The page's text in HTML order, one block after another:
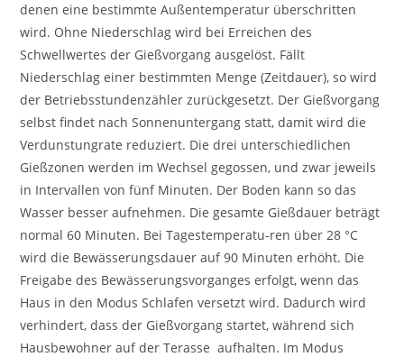
denen eine bestimmte Außentemperatur überschritten
wird. Ohne Niederschlag wird bei Erreichen des
Schwellwertes der Gießvorgang ausgelöst. Fällt
Niederschlag einer bestimmten Menge (Zeitdauer), so wird
der Betriebsstundenzähler zurückgesetzt. Der Gießvorgang
selbst findet nach Sonnenuntergang statt, damit wird die
Verdunstungrate reduziert. Die drei unterschiedlichen
Gießzonen werden im Wechsel gegossen, und zwar jeweils
in Intervallen von fünf Minuten. Der Boden kann so das
Wasser besser aufnehmen. Die gesamte Gießdauer beträgt
normal 60 Minuten. Bei Tagestemperatu-ren über 28 °C
wird die Bewässerungsdauer auf 90 Minuten erhöht. Die
Freigabe des Bewässerungsvorganges erfolgt, wenn das
Haus in den Modus Schlafen versetzt wird. Dadurch wird
verhindert, dass der Gießvorgang startet, während sich
Hausbewohner auf der Terasse aufhalten. Im Modus